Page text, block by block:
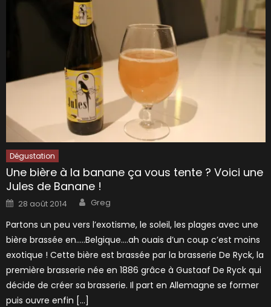
Dégustation
Une bière à la banane ça vous tente ? Voici une
Jules de Banane !
Posted
on
28 août 2014 Author
Greg
Partons un peu vers l’exotisme, le soleil, les plages avec une
bière brassée en…..Belgique….ah ouais d’un coup c’est moins
exotique ! Cette bière est brassée par la brasserie De Ryck, la
première brasserie née en 1886 grâce à Gustaaf De Ryck qui
décide de créer sa brasserie. Il part en Allemagne se former
puis ouvre enfin […]